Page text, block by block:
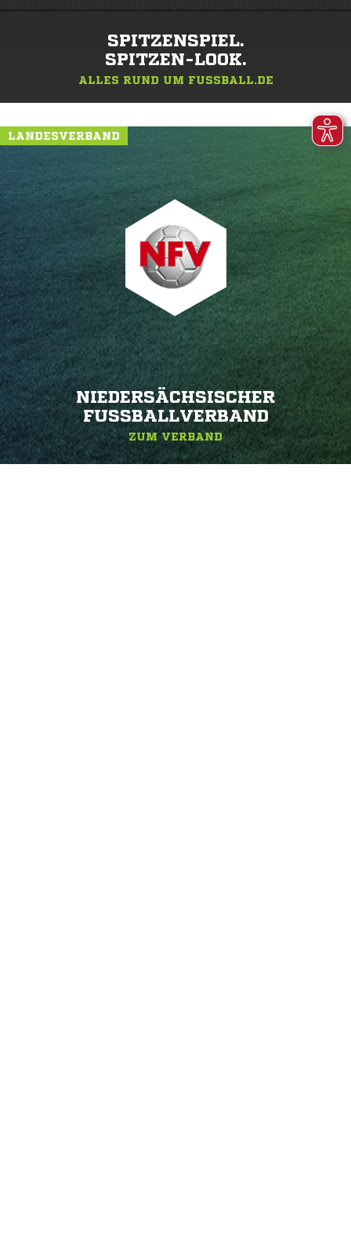
SPITZENSPIEL.
SPITZEN-LOOK.
ALLES RUND UM FUSSBALL.DE
LANDESVERBAND
NIEDERSÄCHSISCHER
FUSSBALLVERBAND
ZUM VERBAND